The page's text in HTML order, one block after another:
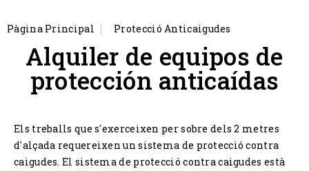
Pàgina Principal Protecció Anticaigudes
Alquiler de equipos de
protección anticaídas
Els treballs que s'exerceixen per sobre dels 2 metres
d'alçada requereixen un sistema de protecció contra
caigudes. El sistema de protecció contra caigudes està